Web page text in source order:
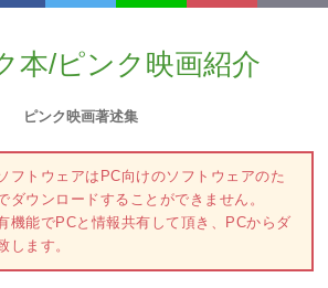
本/ピンク映画紹介
ピンク映画著述集
フトウェアはPC向けのソフトウェアのた
ダウンロードすることができません。
機能でPCと情報共有して頂き、PCからダ
します。